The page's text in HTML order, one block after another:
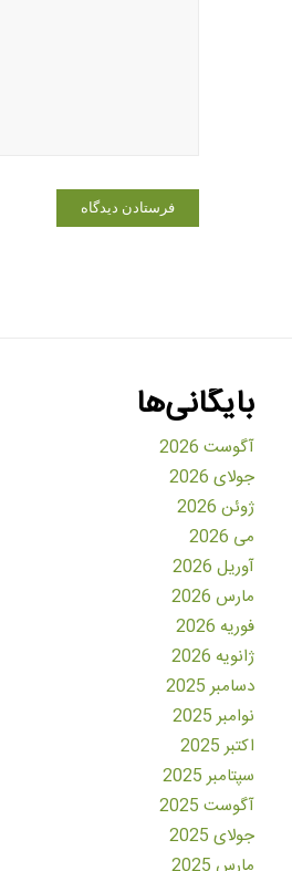
بایگانی‌ها
آگوست 2026
جولای 2026
ژوئن 2026
می 2026
آوریل 2026
مارس 2026
فوریه 2026
ژانویه 2026
دسامبر 2025
نوامبر 2025
اکتبر 2025
سپتامبر 2025
آگوست 2025
جولای 2025